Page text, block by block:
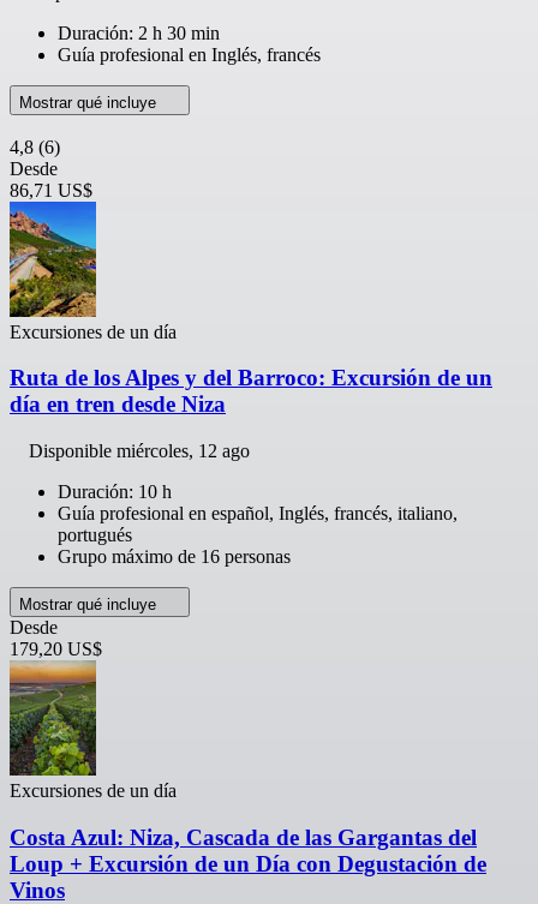
Duración: 2 h 30 min
Guía profesional en Inglés, francés
Mostrar qué incluye
4,8 (6)
Desde
86,71 US$
Excursiones de un día
Ruta de los Alpes y del Barroco: Excursión de un
día en tren desde Niza
Disponible miércoles, 12 ago
Duración: 10 h
Guía profesional en español, Inglés, francés, italiano,
portugués
Grupo máximo de 16 personas
Mostrar qué incluye
Desde
179,20 US$
Excursiones de un día
Costa Azul: Niza, Cascada de las Gargantas del
Loup + Excursión de un Día con Degustación de
Vinos